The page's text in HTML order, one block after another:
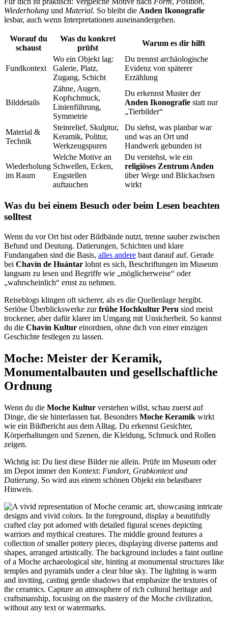
Wiederholung und Material. So bleibt die Anden Ikonografie
lesbar, auch wenn Interpretationen auseinandergehen.
Worauf du
schaust
Was du konkret
prüfst
Warum es dir hilft
Fundkontext
Wo ein Objekt lag:
Galerie, Platz,
Zugang, Schicht
Du trennst archäologische
Evidenz von späterer
Erzählung
Bilddetails
Zähne, Augen,
Kopfschmuck,
Linienführung,
Symmetrie
Du erkennst Muster der
Anden Ikonografie statt nur
„Tierbilder“
Material &
Technik
Steinrelief, Skulptur,
Keramik, Politur,
Werkzeugspuren
Du siehst, was planbar war
und was an Ort und
Handwerk gebunden ist
Wiederholung
im Raum
Welche Motive an
Schwellen, Ecken,
Engstellen
auftauchen
Du verstehst, wie ein
religiöses Zentrum Anden
über Wege und Blickachsen
wirkt
Was du bei einem Besuch oder beim Lesen beachten
solltest
Wenn du vor Ort bist oder Bildbände nutzt, trenne sauber zwischen
Befund und Deutung. Datierungen, Schichten und klare
Fundangaben sind die Basis, alles andere baut darauf auf. Gerade
bei Chavín de Huántar lohnt es sich, Beschriftungen im Museum
langsam zu lesen und Begriffe wie „möglicherweise“ oder
„wahrscheinlich“ ernst zu nehmen.
Reiseblogs klingen oft sicherer, als es die Quellenlage hergibt.
Seriöse Überblickswerke zurfrühe Hochkultur Peru sind meist
trockener, aber dafür klarer im Umgang mit Unsicherheit. So kannst
du die Chavín Kultur einordnen, ohne dich von einer einzigen
Geschichte festlegen zu lassen.
Moche: Meister der Keramik,
Monumentalbauten und gesellschaftliche
Ordnung
Wenn du die Moche Kultur verstehen willst, schau zuerst auf
Dinge, die sie hinterlassen hat. Besonders Moche Keramik wirkt
wie ein Bildbericht aus dem Alltag. Du erkennst Gesichter,
Körperhaltungen und Szenen, die Kleidung, Schmuck und Rollen
zeigen.
Wichtig ist: Du liest diese Bilder nie allein. Prüfe im Museum oder
im Depot immer den Kontext: Fundort, Grabkontext und
Datierung. So wird aus einem schönen Objekt ein belastbarer
Hinweis.